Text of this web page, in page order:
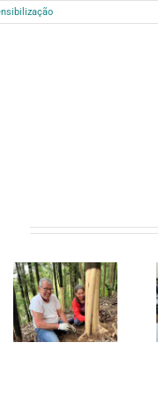
Alunos da
Secundária
Alexandre
Herculano
descobrem